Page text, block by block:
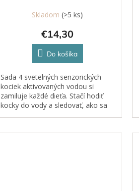
Skladom (>5 ks)
€14,30
Do košíka
Sada 4 svetelných senzorických
kociek aktivovaných vodou si
zamiluje každé dieťa. Stačí hodiť
kocky do vody a sledovať, ako sa